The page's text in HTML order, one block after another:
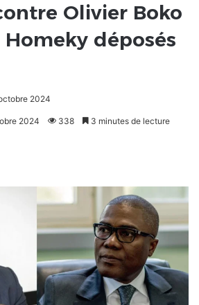
Olivier Boko
déposés
2024
2024 338 3 minutes de lecture